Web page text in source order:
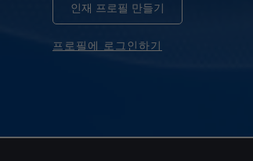
인재 프로필 만들기
프로필에 로그인하기